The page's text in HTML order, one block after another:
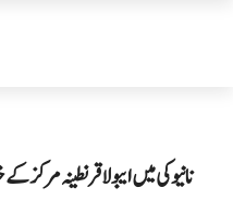
نانیوکی میں ایبولا قرنطینہ